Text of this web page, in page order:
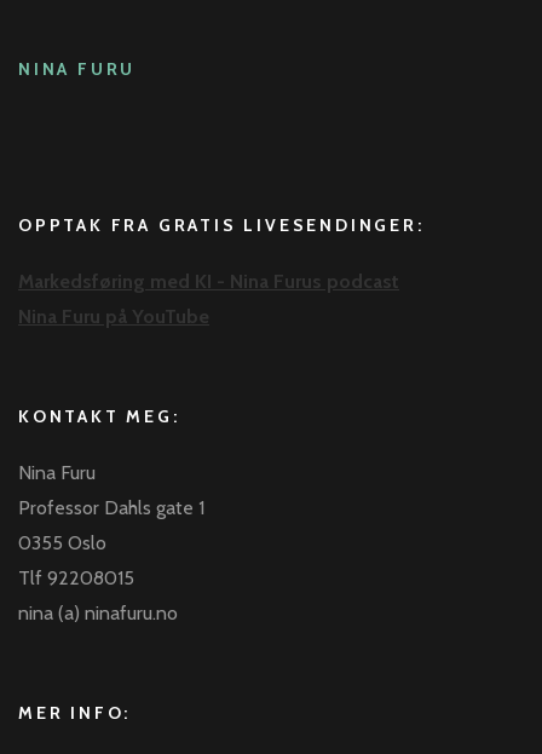
NINA FURU
OPPTAK FRA GRATIS LIVESENDINGER:
Markedsføring med KI - Nina Furus podcast
Nina Furu på YouTube
KONTAKT MEG:
Nina Furu
Professor Dahls gate 1
0355 Oslo
Tlf 92208015
nina (a) ninafuru.no
MER INFO: